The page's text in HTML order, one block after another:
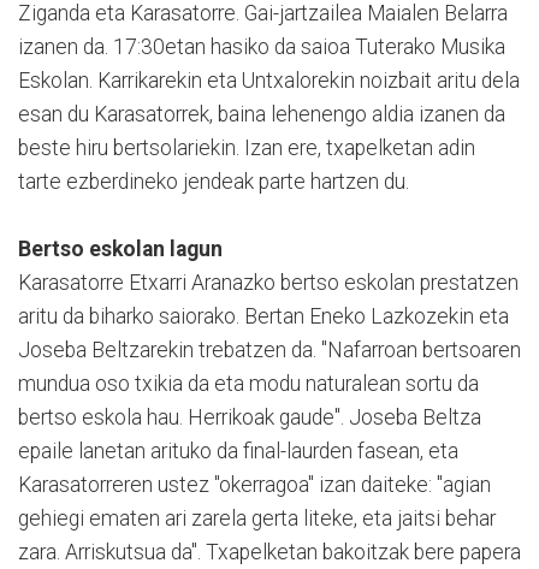
Ziganda eta Karasatorre. Gai-jartzailea Maialen Belarra
izanen da. 17:30etan hasiko da saioa Tuterako Musika
Eskolan. Karrikarekin eta Untxalorekin noizbait aritu dela
esan du Karasatorrek, baina lehenengo aldia izanen da
beste hiru bertsolariekin. Izan ere, txapelketan adin
tarte ezberdineko jendeak parte hartzen du.
Bertso eskolan lagun
Karasatorre Etxarri Aranazko bertso eskolan prestatzen
aritu da biharko saiorako. Bertan Eneko Lazkozekin eta
Joseba Beltzarekin trebatzen da. "Nafarroan bertsoaren
mundua oso txikia da eta modu naturalean sortu da
bertso eskola hau. Herrikoak gaude". Joseba Beltza
epaile lanetan arituko da final-laurden fasean, eta
Karasatorreren ustez "okerragoa" izan daiteke: "agian
gehiegi ematen ari zarela gerta liteke, eta jaitsi behar
zara. Arriskutsua da". Txapelketan bakoitzak bere papera